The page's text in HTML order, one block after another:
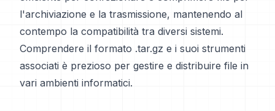
l'archiviazione e la trasmissione, mantenendo al
contempo la compatibilità tra diversi sistemi.
Comprendere il formato .tar.gz e i suoi strumenti
associati è prezioso per gestire e distribuire file in
vari ambienti informatici.